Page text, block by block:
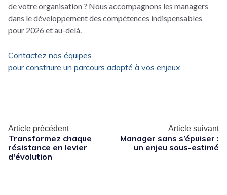
de votre organisation ? Nous accompagnons les managers
dans le développement des compétences indispensables
pour 2026 et au-delà.
Contactez nos équipes
pour construire un parcours adapté à vos enjeux.
Article précédent
Transformez chaque
résistance en levier
d'évolution
Article suivant
Manager sans s’épuiser :
un enjeu sous-estimé